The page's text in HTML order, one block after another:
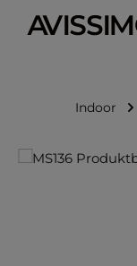
Zum Hauptinhalt
Indoor
Bildergalerie